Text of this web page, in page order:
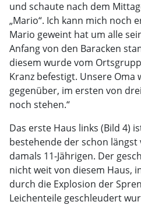
und schaute nach dem
„Mario“. Ich kann mich noch
Mario geweint hat um alle
Anfang von den Baracken
diesem wurde vom
Kranz befestigt. Unsere Oma
gegenüber, im ersten von
noch stehen.“
Das erste Haus links (Bild 4)
bestehende der schon
damals 11-Jährigen. Der
nicht weit von diesem Haus,
durch die Explosion der
Leichenteile geschleudert